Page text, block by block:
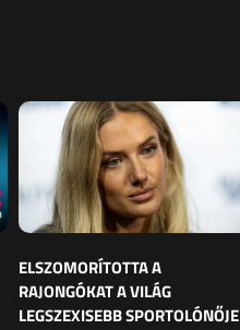
ELSZOMORÍTOTTA A
RAJONGÓKAT A VILÁG
LEGSZEXISEBB SPORTOLÓNŐJE